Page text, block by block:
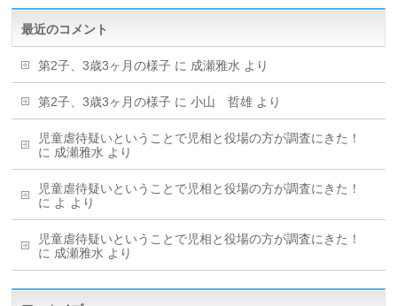
最近のコメント
第2子、3歳3ヶ月の様子 に 成瀬雅水 より
第2子、3歳3ヶ月の様子 に小山 哲雄 より
児童虐待疑いということで児相と役場の方が調査にきた！
に 成瀬雅水 より
児童虐待疑いということで児相と役場の方が調査にきた！
に よ より
児童虐待疑いということで児相と役場の方が調査にきた！
に 成瀬雅水 より